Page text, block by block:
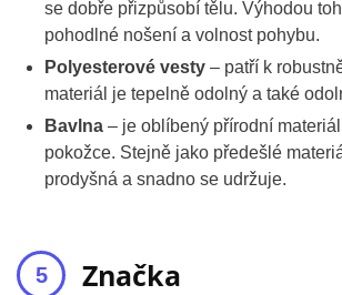
se dobře přizpůsobí tělu. Výhodou
pohodlné nošení a volnost pohybu.
Polyesterové vesty – patří k
materiál je tepelně odolný a také
Bavlna – je oblíbený přírodní
pokožce. Stejně jako předešlé
prodyšná a snadno se udržuje.
Značka